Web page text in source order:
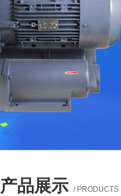
产品展示 / PRODUCTS